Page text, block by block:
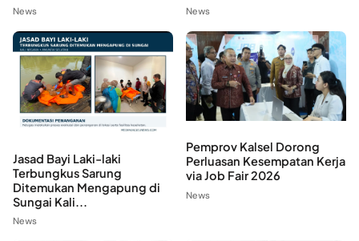
News News
Jasad Bayi Laki-laki
Terbungkus Sarung
Ditemukan Mengapung di
Sungai Kali...
News
Pemprov Kalsel Dorong
Perluasan Kesempatan Kerja
via Job Fair 2026
News